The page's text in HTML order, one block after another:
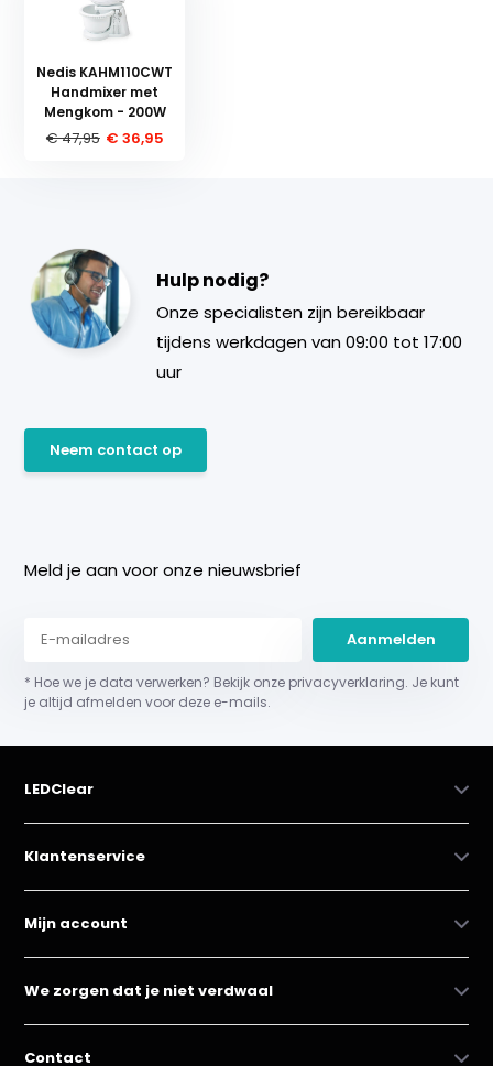
Nedis KAHM110CWT
Handmixer met
Mengkom - 200W
€ 47,95 € 36,95
Hulp nodig?
Onze specialisten zijn bereikbaar
tijdens werkdagen van 09:00 tot 17:00
uur
Neem contact op
Meld je aan voor onze nieuwsbrief
Aanmelden
* Hoe we je data verwerken? Bekijk onze privacyverklaring. Je kunt
je altijd afmelden voor deze e-mails.
LEDClear
Klantenservice
Mijn account
We zorgen dat je niet verdwaal
Contact